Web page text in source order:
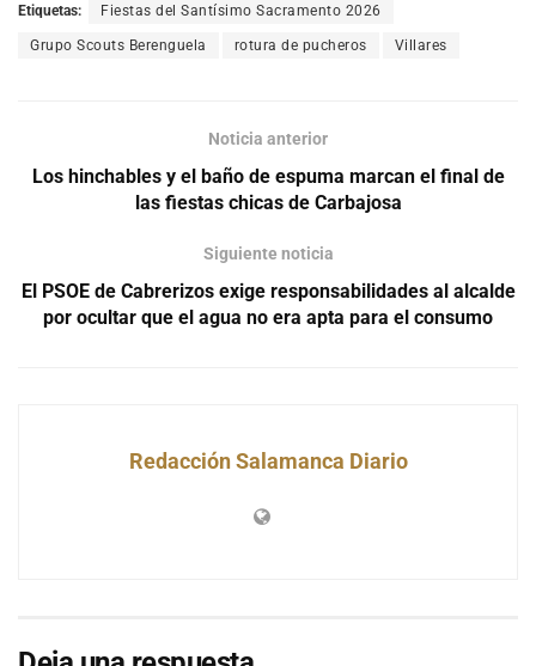
Etiquetas: Fiestas del Santísimo Sacramento 2026
Grupo Scouts Berenguela rotura de pucheros Villares
Noticia anterior
Los hinchables y el baño de espuma marcan el final de
las fiestas chicas de Carbajosa
Siguiente noticia
El PSOE de Cabrerizos exige responsabilidades al alcalde
por ocultar que el agua no era apta para el consumo
Redacción Salamanca Diario